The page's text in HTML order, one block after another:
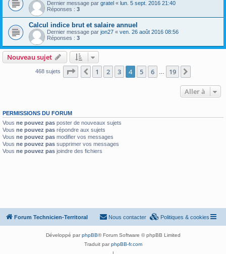
Dernier message par gratel « lun. 5 sept. 2016 21:40
Réponses : 3
Calcul indice brut et salaire annuel
Dernier message par jon27 « ven. 26 août 2016 08:56
Réponses : 3
Nouveau sujet
468 sujets Page sur19
Précédente
1 2 3 4 5 6 … 19
Aller à
PERMISSIONS DU FORUM
Vous ne pouvez pas poster de nouveaux sujets
Vous ne pouvez pas répondre aux sujets
Vous ne pouvez pas modifier vos messages
Vous ne pouvez pas supprimer vos messages
Vous ne pouvez pas joindre des fichiers
Forum Technicien-Territoral Politiques & cookies
Nous contacter
Développé parphpBB® Forum Software © phpBB Limited
Traduit parphpBB-fr.com